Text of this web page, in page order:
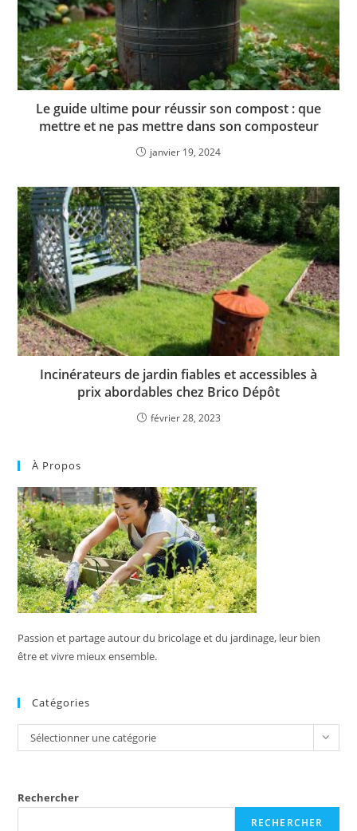
Le guide ultime pour réussir son compost : que
mettre et ne pas mettre dans son composteur
janvier 19, 2024
Incinérateurs de jardin fiables et accessibles à
prix abordables chez Brico Dépôt
février 28, 2023
À Propos
Passion et partage autour du bricolage et du jardinage, leur bien
être et vivre mieux ensemble.
Catégories
Catégories
Sélectionner une catégorie
Rechercher
RECHERCHER